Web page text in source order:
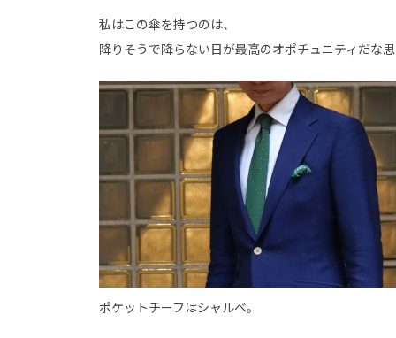
私はこの傘を持つのは、
降りそうで降らない日が最高のオポチュニティだな
ポケットチーフはシャルベ。